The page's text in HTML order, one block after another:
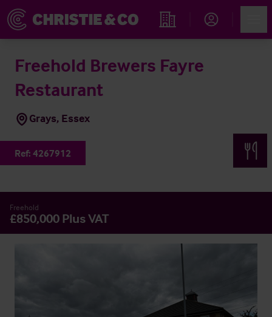
Propiedades
Freehold Brewers Fayre
Restaurant
Grays, Essex
Ref: 4267912
Freehold
£850,000 Plus VAT